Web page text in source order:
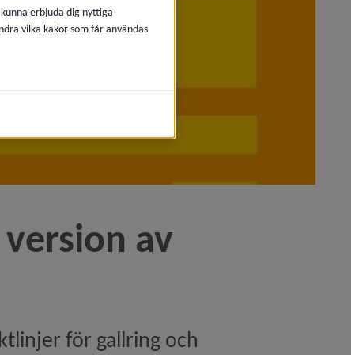
av
för gallring och
erbjuda dig nyttiga
vilka kakor som får användas